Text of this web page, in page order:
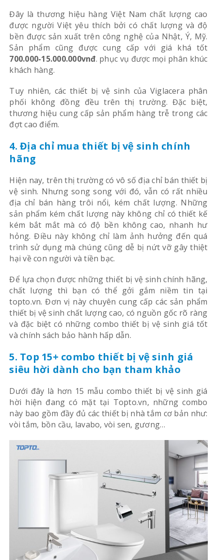
Đây là thương hiệu hàng Việt Nam chất lượng cao
được người Việt yêu thích bởi có chất lượng và độ
bền được sản xuất trên công nghệ của Nhật, Ý, Mỹ.
Sản phẩm cũng được cung cấp với giá khá tốt
700.000-15.000.000vnđ. phục vụ được mọi phân khúc
khách hàng.
Tuy nhiên, các thiết bị vệ sinh của Viglacera phân
phối không đồng đều trên thị trường. Đặc biệt,
thương hiệu cung cấp sản phẩm hàng trễ trong các
đợt cao điểm.
4. Địa chỉ mua thiết bị vệ sinh chính
hãng
Hiện nay, trên thị trường có vô số địa chỉ bán thiết bị
vệ sinh. Nhưng song song với đó, vẫn có rất nhiều
địa chỉ bán hàng trôi nổi, kém chất lượng. Những
sản phẩm kém chất lượng này không chỉ có thiết kế
kém bắt mắt mà có độ bền không cao, nhanh hư
hỏng. Điều này không chỉ làm ảnh hưởng đến quá
trình sử dụng mà chúng cũng dễ bị nứt vỡ gây thiệt
hại về con người và tiền bạc.
Để lựa chọn được những thiết bị vệ sinh chính hãng,
chất lượng thì bạn có thể gởi gắm niềm tin tại
topto.vn. Đơn vị này chuyên cung cấp các sản phẩm
thiết bị vệ sinh chất lượng cao, có nguồn gốc rõ ràng
và đặc biệt có những combo thiết bị vệ sinh giá tốt
và chính sách bảo hành hấp dẫn.
5. Top 15+ combo thiết bị vệ sinh giá
siêu hời dành cho bạn tham khảo
Dưới đây là hơn 15 mẫu combo thiết bị vệ sinh giá
hời hiện đang có mặt tại Topto.vn, những combo
này bao gồm đầy đủ các thiết bị nhà tắm cơ bản như:
vòi tắm, bồn cầu, lavabo, vòi sen, gương…